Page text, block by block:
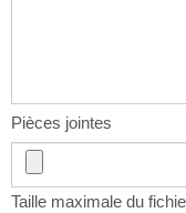
Pièces jointes
Taille maximale du